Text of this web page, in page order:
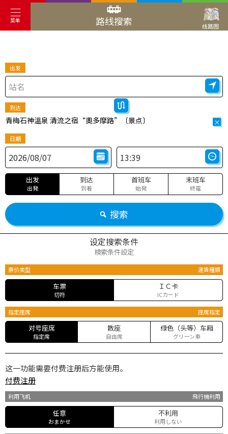
菜单 路线搜索 线路图
出发
到达
青梅石神溫泉 清流之宿“奧多摩路”〔景点〕 ×
日期
出发
出発
到达
到着
首班车
始発
末班车
終電
搜索
设定搜索条件
検索条件設定
票价类型 運賃種類
车票
切符
ＩＣ卡
ICカード
指定座席 座席指定
对号座席
指定席
散座
自由席
绿色（头等）车厢
グリーン車
这一功能需要付费注册后方能使用。
付费注册
利用飞机 飛行機利用
任意
おまかせ
不利用
利用しない